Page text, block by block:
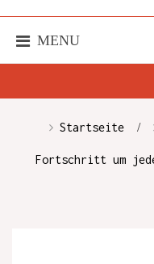
MENU
Startseite
Fortschritt um